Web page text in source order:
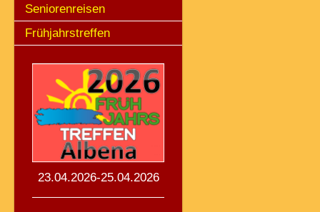
Seniorenreisen
Frühjahrstreffen
23.04.2026-25.04.2026